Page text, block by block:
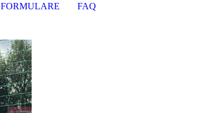
FORMULARE FAQ